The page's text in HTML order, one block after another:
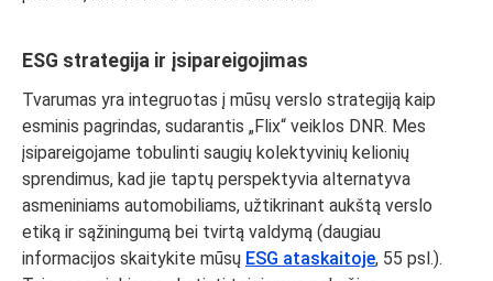
ESG strategija ir įsipareigojimas
Tvarumas yra integruotas į mūsų verslo strategiją kaip
esminis pagrindas, sudarantis „Flix“ veiklos DNR. Mes
įsipareigojame tobulinti saugių kolektyvinių kelionių
sprendimus, kad jie taptų perspektyvia alternatyva
asmeniniams automobiliams, užtikrinant aukštą verslo
etiką ir sąžiningumą bei tvirtą valdymą (daugiau
informacijos skaitykite mūsų ESG ataskaitoje, 55 psl.).